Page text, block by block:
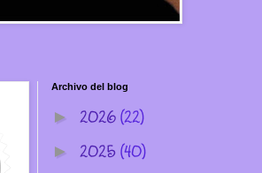
Archivo del blog
► 2026(22)
► 2025(40)